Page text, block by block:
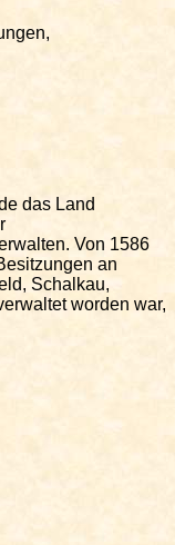
das Land
Von 1586
an
Schalkau,
worden war,